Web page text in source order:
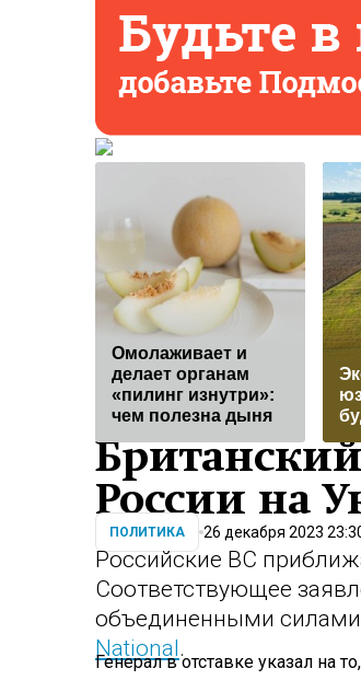
Омолаживает и
делает органам
«пилинг изнутри»:
чем полезна дыня
России на
ПОЛИТИКА 26 декабря 2023
Российские ВС
Соответствующее
объединенными силами
National.
Генерал в отставке указал на